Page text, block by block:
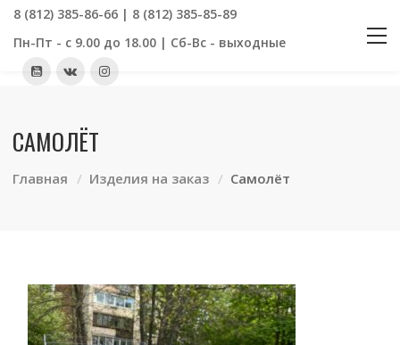
8 (812) 385-86-66 | 8 (812) 385-85-89
Пн-Пт - с 9.00 до 18.00 | Сб-Вс - выходные
САМОЛЁТ
Главная Изделия на заказ Самолёт